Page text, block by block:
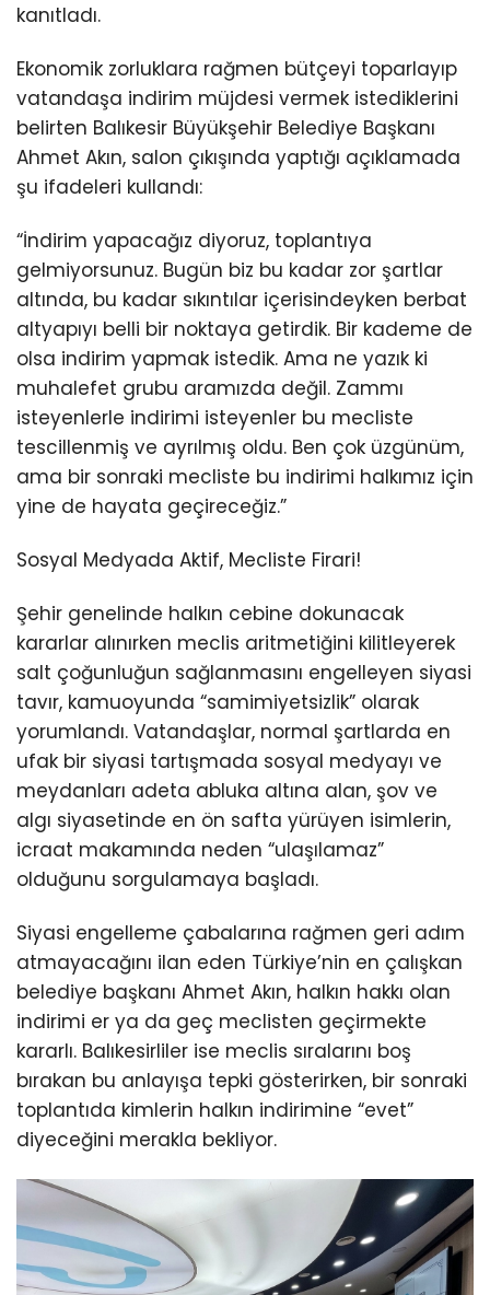
kanıtladı.
Ekonomik zorluklara rağmen bütçeyi toparlayıp
vatandaşa indirim müjdesi vermek istediklerini
belirten Balıkesir Büyükşehir Belediye Başkanı
Ahmet Akın, salon çıkışında yaptığı açıklamada
şu ifadeleri kullandı:
“İndirim yapacağız diyoruz, toplantıya
gelmiyorsunuz. Bugün biz bu kadar zor şartlar
altında, bu kadar sıkıntılar içerisindeyken berbat
altyapıyı belli bir noktaya getirdik. Bir kademe de
olsa indirim yapmak istedik. Ama ne yazık ki
muhalefet grubu aramızda değil. Zammı
isteyenlerle indirimi isteyenler bu mecliste
tescillenmiş ve ayrılmış oldu. Ben çok üzgünüm,
ama bir sonraki mecliste bu indirimi halkımız için
yine de hayata geçireceğiz.”
Sosyal Medyada Aktif, Mecliste Firari!
Şehir genelinde halkın cebine dokunacak
kararlar alınırken meclis aritmetiğini kilitleyerek
salt çoğunluğun sağlanmasını engelleyen siyasi
tavır, kamuoyunda “samimiyetsizlik” olarak
yorumlandı. Vatandaşlar, normal şartlarda en
ufak bir siyasi tartışmada sosyal medyayı ve
meydanları adeta abluka altına alan, şov ve
algı siyasetinde en ön safta yürüyen isimlerin,
icraat makamında neden “ulaşılamaz”
olduğunu sorgulamaya başladı.
Siyasi engelleme çabalarına rağmen geri adım
atmayacağını ilan eden Türkiye’nin en çalışkan
belediye başkanı Ahmet Akın, halkın hakkı olan
indirimi er ya da geç meclisten geçirmekte
kararlı. Balıkesirliler ise meclis sıralarını boş
bırakan bu anlayışa tepki gösterirken, bir sonraki
toplantıda kimlerin halkın indirimine “evet”
diyeceğini merakla bekliyor.